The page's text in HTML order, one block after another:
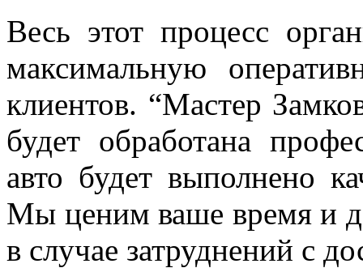
Весь этот процесс
максимальную
клиентов. “Мастер
будет обработана
авто будет выполнено
Мы ценим ваше время и
в случае затруднений с